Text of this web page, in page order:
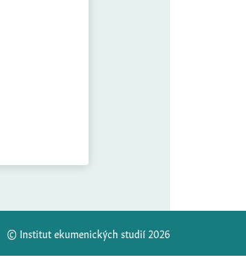
© Institut ekumenických studií 2026